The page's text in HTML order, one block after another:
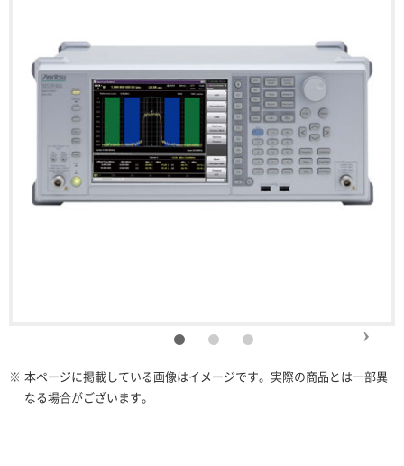
※ 本ページに掲載している画像はイメージです。実際の商品とは一部異
なる場合がございます。